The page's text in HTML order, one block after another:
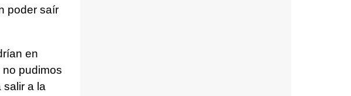
poder saír
en
no pudimos
salir a la